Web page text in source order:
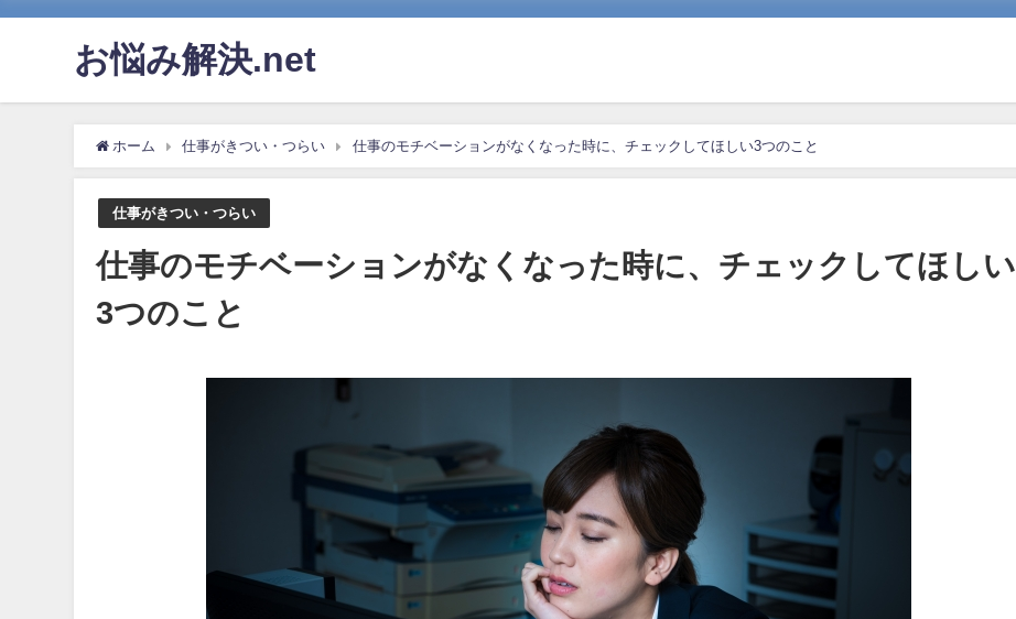
お悩み解決.net
ホーム 仕事がきつい・つらい 仕事のモチベーションがなくなった時に、チェックしてほしい3つのこと
仕事がきつい・つらい
仕事のモチベーションがなくなった時に、チェックしてほしい
3つのこと